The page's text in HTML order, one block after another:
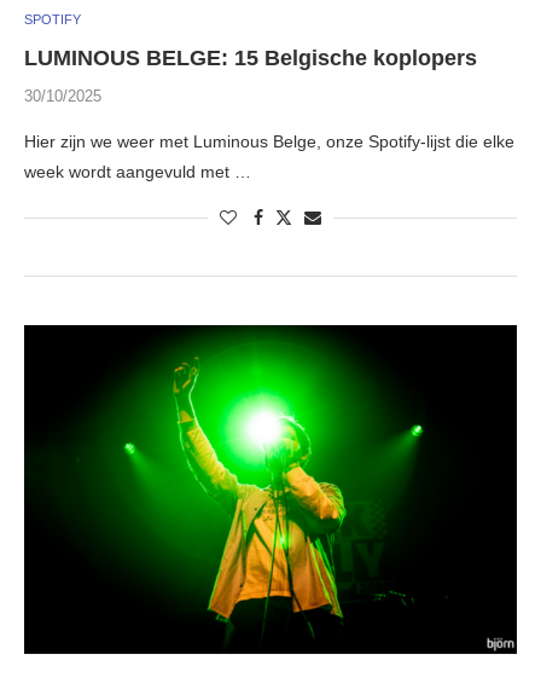
SPOTIFY
LUMINOUS BELGE: 15 Belgische koplopers
30/10/2025
Hier zijn we weer met Luminous Belge, onze Spotify-lijst die elke
week wordt aangevuld met …